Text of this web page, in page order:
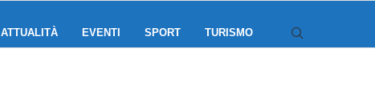
ATTUALITÀ EVENTI SPORT TURISMO